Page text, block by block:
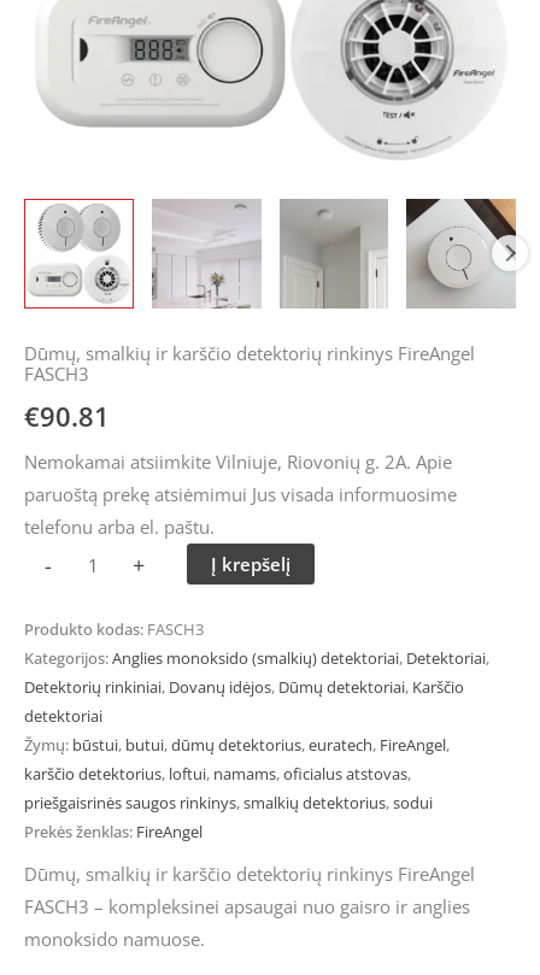
Dūmų, smalkių ir karščio detektorių rinkinys FireAngel
FASCH3
€90.81
Nemokamai atsiimkite Vilniuje, Riovonių g. 2A. Apie
paruoštą prekę atsiėmimui Jus visada informuosime
telefonu arba el. paštu.
-
FASCH3
+ Į krepšelį
Produkto kodas: FASCH3
Kategorijos:Anglies monoksido (smalkių) detektoriai, Detektoriai,
Detektorių rinkiniai, Dovanų idėjos, Dūmų detektoriai, Karščio
detektoriai
Žymų: būstui, butui,dūmų detektorius,euratech, FireAngel,
karščio detektorius, loftui, namams,oficialus atstovas,
priešgaisrinės saugos rinkinys,smalkių detektorius,sodui
Prekės ženklas: FireAngel
Dūmų, smalkių ir karščio detektorių rinkinys FireAngel
FASCH3 – kompleksinei apsaugai nuo gaisro ir anglies
monoksido namuose.